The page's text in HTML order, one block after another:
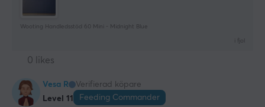
Wooting Handledsstöd 60 Mini - Midnight Blue
0 likes
Vesa R
Verifierad köpare
Level 11
Feeding Commander